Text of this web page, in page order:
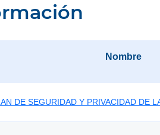
Nombre
DE SEGURIDAD Y PRIVACIDAD DE